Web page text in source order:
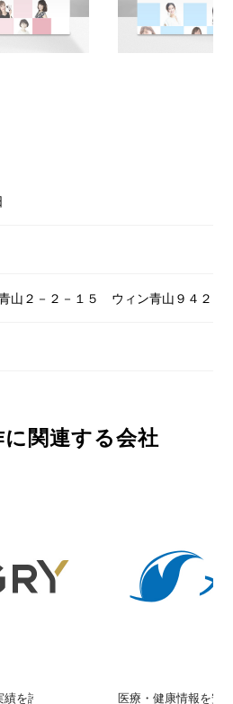
山２－２－１５ ウィン青山９４２
関連する会社
を誇るコンテン… 医療・健康情報を安